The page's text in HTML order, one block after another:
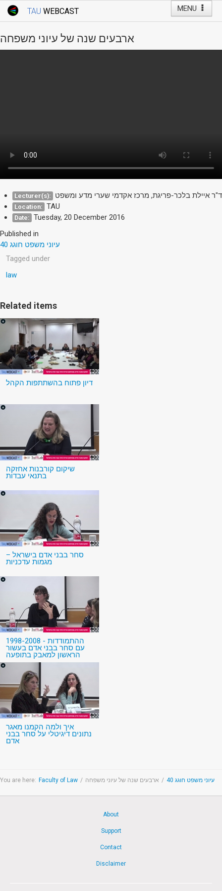
MENU
TAU WEBCAST
Webcast: Courses
Tel Aviv University
ארבעים שנה של עיוני משפחה
Lecturer(s): ד"ר איילת בלכר-פריגת, מרכז אקדמי שערי מדע ומשפט
Location: TAU
Date: Tuesday, 20 December 2016
Published in
עיוני משפט חוגג 40
Tagged under
law
Related items
דיון פתוח בהשתתפות הקהל
שיקום קורבנות אחזקה
בתנאי עבדות
סחר בבני אדם בישראל –
מגמות עדכניות
1998-2008 - ההתמודדות
עם סחר בבני אדם בעשור
הראשון למאבק בתופעה
איך ולמה הקמנו מאגר
נתונים דיגיטלי על סחר בבני
אדם
You are here: Faculty of Law / עיוני משפט חוגג 40 / ארבעים שנה של עיוני משפחה
About
Support
Contact
Disclaimer